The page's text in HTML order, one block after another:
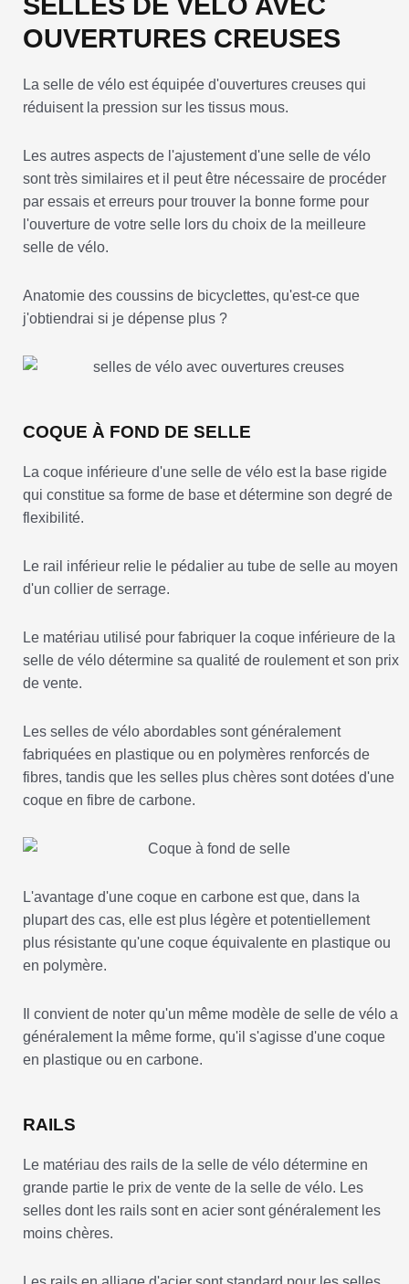
OUVERTURES CREUSES
La selle de vélo est équipée d'ouvertures creuses qui
réduisent la pression sur les tissus mous.
Les autres aspects de l'ajustement d'une selle de vélo
sont très similaires et il peut être nécessaire de procéder
par essais et erreurs pour trouver la bonne forme pour
l'ouverture de votre selle lors du choix de la meilleure
selle de vélo.
Anatomie des coussins de bicyclettes, qu'est-ce que
j'obtiendrai si je dépense plus ?
COQUE À FOND DE SELLE
La coque inférieure d'une selle de vélo est la base rigide
qui constitue sa forme de base et détermine son degré de
flexibilité.
Le rail inférieur relie le pédalier au tube de selle au moyen
d'un collier de serrage.
Le matériau utilisé pour fabriquer la coque inférieure de la
selle de vélo détermine sa qualité de roulement et son prix
de vente.
Les selles de vélo abordables sont généralement
fabriquées en plastique ou en polymères renforcés de
fibres, tandis que les selles plus chères sont dotées d'une
coque en fibre de carbone.
L'avantage d'une coque en carbone est que, dans la
plupart des cas, elle est plus légère et potentiellement
plus résistante qu'une coque équivalente en plastique ou
en polymère.
Il convient de noter qu'un même modèle de selle de vélo a
généralement la même forme, qu'il s'agisse d'une coque
en plastique ou en carbone.
RAILS
Le matériau des rails de la selle de vélo détermine en
grande partie le prix de vente de la selle de vélo. Les
selles dont les rails sont en acier sont généralement les
moins chères.